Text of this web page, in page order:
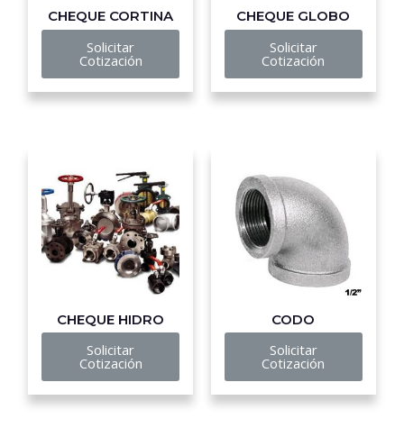
CHEQUE CORTINA
Solicitar
Cotización
CHEQUE GLOBO
Solicitar
Cotización
CHEQUE HIDRO
Solicitar
Cotización
CODO
Solicitar
Cotización